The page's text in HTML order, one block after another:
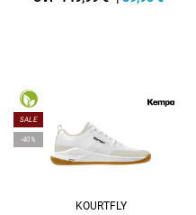
SALE
-40%
KOURTFLY